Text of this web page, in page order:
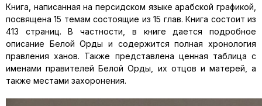
Книга, написанная на персидском языке арабской графикой,
посвящена 15 темам состоящие из 15 глав. Книга состоит из
413 страниц. В частности, в книге дается подробное
описание Белой Орды и содержится полная хронология
правления ханов. Также представлена ценная таблица с
именами правителей Белой Орды, их отцов и матерей, а
также местами захоронения.